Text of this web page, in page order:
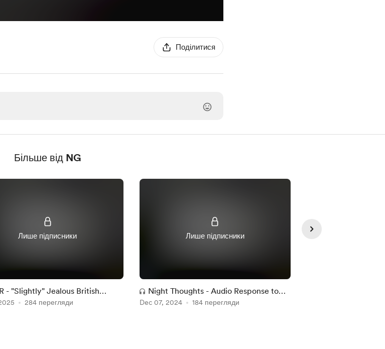
Поділитися
Більше від NG
Лише підписники
- "Slightly" Jealous British
+ Download Link
284 перегляди
Лише підписники
Night Thoughts - Audio Response to
message - Travel more have fun and
Dec 07, 2024 184 перегляди